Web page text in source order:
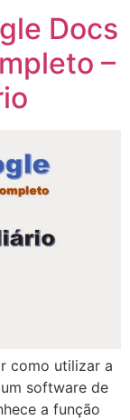
Docs
–
como utilizar a
software de
a função